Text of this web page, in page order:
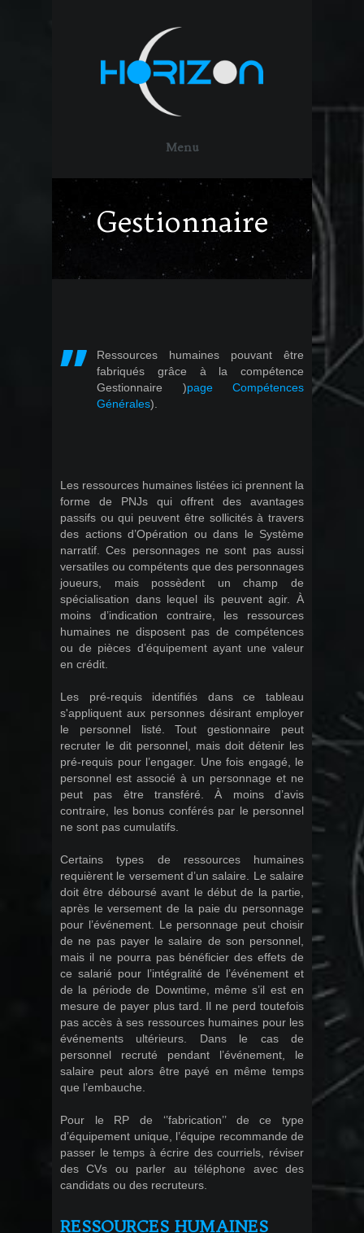
Menu
Gestionnaire
Ressources humaines pouvant être
fabriqués grâce à la compétence
Gestionnaire )page Compétences
Générales).
Les ressources humaines listées ici prennent la
forme de PNJs qui offrent des avantages
passifs ou qui peuvent être sollicités à travers
des actions d’Opération ou dans le Système
narratif. Ces personnages ne sont pas aussi
versatiles ou compétents que des personnages
joueurs, mais possèdent un champ de
spécialisation dans lequel ils peuvent agir. À
moins d’indication contraire, les ressources
humaines ne disposent pas de compétences
ou de pièces d’équipement ayant une valeur
en crédit.
Les pré-requis identifiés dans ce tableau
s'appliquent aux personnes désirant employer
le personnel listé. Tout gestionnaire peut
recruter le dit personnel, mais doit détenir les
pré-requis pour l’engager. Une fois engagé, le
personnel est associé à un personnage et ne
peut pas être transféré. À moins d’avis
contraire, les bonus conférés par le personnel
ne sont pas cumulatifs.
Certains types de ressources humaines
requièrent le versement d’un salaire. Le salaire
doit être déboursé avant le début de la partie,
après le versement de la paie du personnage
pour l’événement. Le personnage peut choisir
de ne pas payer le salaire de son personnel,
mais il ne pourra pas bénéficier des effets de
ce salarié pour l’intégralité de l’événement et
de la période de Downtime, même s’il est en
mesure de payer plus tard. Il ne perd toutefois
pas accès à ses ressources humaines pour les
événements ultérieurs. Dans le cas de
personnel recruté pendant l’événement, le
salaire peut alors être payé en même temps
que l’embauche.
Pour le RP de ‘’fabrication’’ de ce type
d’équipement unique, l’équipe recommande de
passer le temps à écrire des courriels, réviser
des CVs ou parler au téléphone avec des
candidats ou des recruteurs.
RESSOURCES HUMAINES